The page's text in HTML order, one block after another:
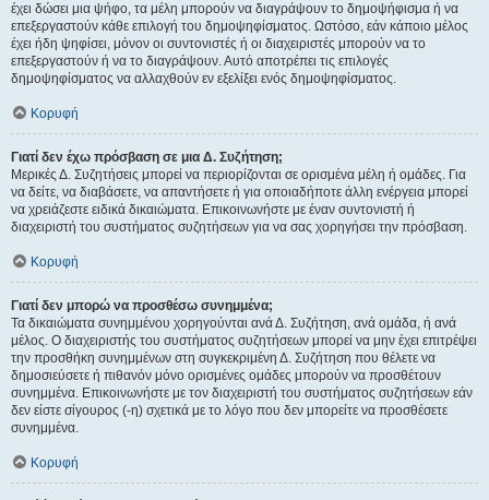
έχει δώσει μια ψήφο, τα μέλη μπορούν να διαγράψουν το δημοψήφισμα ή να
επεξεργαστούν κάθε επιλογή του δημοψηφίσματος. Ωστόσο, εάν κάποιο μέλος
έχει ήδη ψηφίσει, μόνον οι συντονιστές ή οι διαχειριστές μπορούν να το
επεξεργαστούν ή να το διαγράψουν. Αυτό αποτρέπει τις επιλογές
δημοψηφίσματος να αλλαχθούν εν εξελίξει ενός δημοψηφίσματος.
Κορυφή
Γιατί δεν έχω πρόσβαση σε μια Δ. Συζήτηση;
Μερικές Δ. Συζητήσεις μπορεί να περιορίζονται σε ορισμένα μέλη ή ομάδες. Για
να δείτε, να διαβάσετε, να απαντήσετε ή για οποιαδήποτε άλλη ενέργεια μπορεί
να χρειάζεστε ειδικά δικαιώματα. Επικοινωνήστε με έναν συντονιστή ή
διαχειριστή του συστήματος συζητήσεων για να σας χορηγήσει την πρόσβαση.
Κορυφή
Γιατί δεν μπορώ να προσθέσω συνημμένα;
Τα δικαιώματα συνημμένου χορηγούνται ανά Δ. Συζήτηση, ανά ομάδα, ή ανά
μέλος. Ο διαχειριστής του συστήματος συζητήσεων μπορεί να μην έχει επιτρέψει
την προσθήκη συνημμένων στη συγκεκριμένη Δ. Συζήτηση που θέλετε να
δημοσιεύσετε ή πιθανόν μόνο ορισμένες ομάδες μπορούν να προσθέτουν
συνημμένα. Επικοινωνήστε με τον διαχειριστή του συστήματος συζητήσεων εάν
δεν είστε σίγουρος (-η) σχετικά με το λόγο που δεν μπορείτε να προσθέσετε
συνημμένα.
Κορυφή